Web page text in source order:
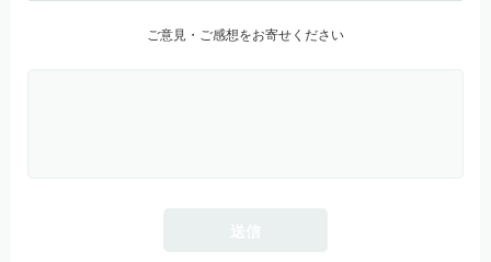
ご意見・ご感想をお寄せください